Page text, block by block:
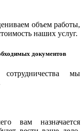
объем работы,
наших услуг.
документов
мы
вам назначается